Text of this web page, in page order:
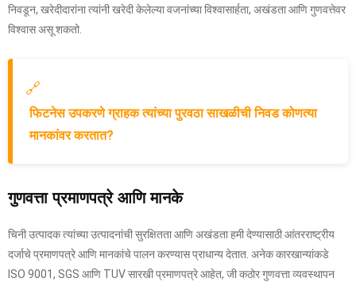
निवडून, खरेदीदारांना त्यांनी खरेदी केलेल्या वजनांच्या विश्वासार्हता, अखंडता आणि गुणवत्तेवर
विश्वास असू शकतो.
🔗
फिटनेस उपकरणे ग्राहक त्यांच्या पुरवठा साखळीची निवड कोणत्या
मानकांवर करतात?
गुणवत्ता प्रमाणपत्रे आणि मानके
चिनी उत्पादक त्यांच्या उत्पादनांची सुरक्षितता आणि अखंडता हमी देण्यासाठी आंतरराष्ट्रीय
दर्जाचे प्रमाणपत्रे आणि मानकांचे पालन करण्यास प्राधान्य देतात. अनेक कारखान्यांकडे
ISO 9001, SGS आणि TUV सारखी प्रमाणपत्रे आहेत, जी कठोर गुणवत्ता व्यवस्थापन